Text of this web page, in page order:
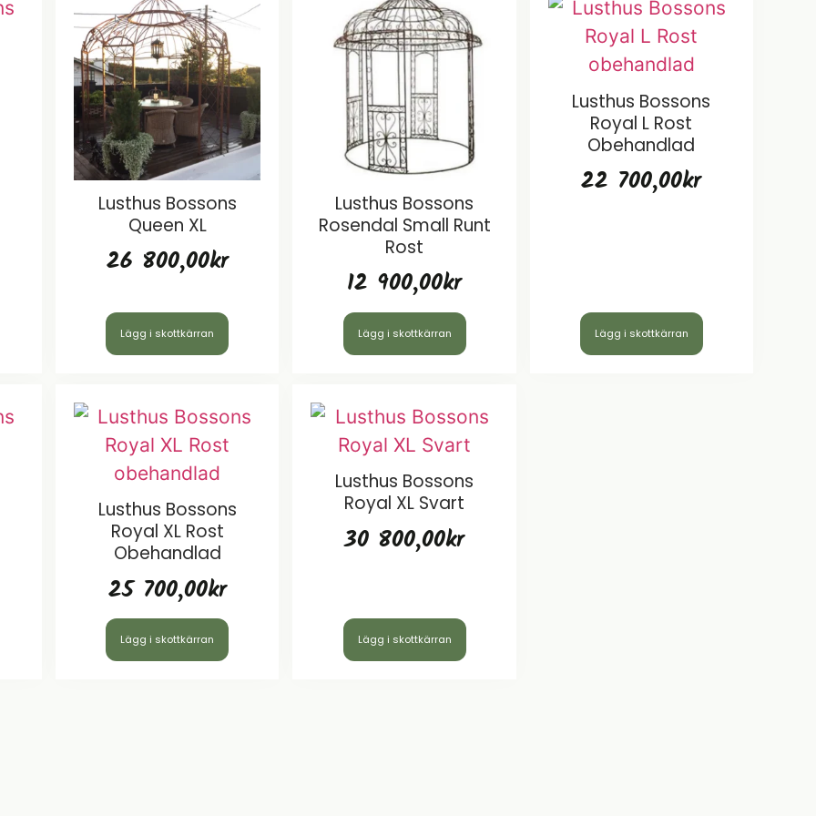
Lusthus Bossons
Queen XL
26 800,00kr
Lägg i skottkärran
Lusthus Bossons
Rosendal Small Runt
Rost
12 900,00kr
Lägg i skottkärran
Lusthus Bossons
Royal L Rost
Obehandlad
22 700,00kr
Lägg i skottkärran
Lusthus Bossons
Royal XL Rost
Obehandlad
25 700,00kr
Lägg i skottkärran
Lusthus Bossons
Royal XL Svart
30 800,00kr
Lägg i skottkärran